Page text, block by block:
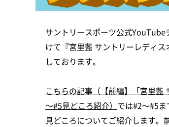
サントリースポーツ公式
けて『宮里藍 サントリーレディ
しております。
こちらの記事（【前編】「宮里
～#5見どころ紹介） では#2～#5
見どころについてご紹介します